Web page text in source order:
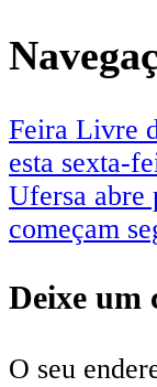
Feira Livre
esta sexta-
Ufersa abre
começam
Deixe um
O seu